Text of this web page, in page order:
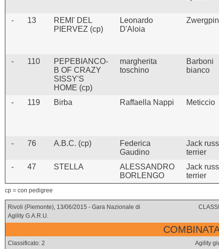
- 13
REMI' DEL
PIERVEZ (cp)
Leonardo
D'Aloia
- 110
PEPEBIANCO-
B OF CRAZY
SISSY'S
HOME (cp)
margherita
toschino
Barboni
bianco
- 119 Birba Raffaella Nappi Meticcio
- 76 A.B.C. (cp)
Federica
Gaudino
Jack
terrier
-
47 STELLA
ALESSANDRO
BORLENGO
Jack
terrier
cp = con pedigree
Rivoli (Piemonte), 13/06/2015 - Gara Nazionale di
Agility G.A.R.U.
Classificato: 2 Agility